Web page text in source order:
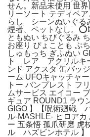
せん。新品未使用 世
リーソート テディベ
らし シーンぬいぐる
煙者、ペットなし。⭕
ともぬい ちびぐるみ
お座り ぴょことも ぷ
しゅもっち ぎふぬい
ト レア アクリルキ
ンド アクスタ 缶バッ
ーム UFOキャッチャ
トー バンプレスト フ
ムサービス エイコー
ギュア ROUND1 ラウ
GIGO 】【呪術廻戦
ル-MASHLE- ヒロア
ー 五条悟 孤爪研磨 虎
ル ハズビンホテル 】